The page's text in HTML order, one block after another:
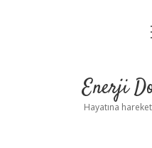
Enerji
Hayatına